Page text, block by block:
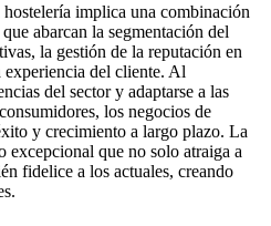
implica una combinación
abarcan la segmentación del
la gestión de la reputación en
del cliente. Al
del sector y adaptarse a las
los negocios de
y crecimiento a largo plazo. La
excepcional que no solo atraiga a
fidelice a los actuales, creando